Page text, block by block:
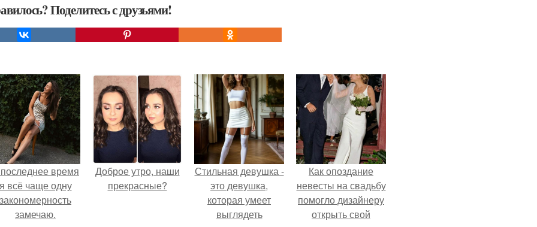
Поделитесь с друзьями!
время
я всё чаще одну
закономерность
замечаю.
Доброе утро, наши
прекрасные?
Стильная девушка -
это девушка,
которая умеет
выглядеть
Как опоздание
невесты на свадьбу
помогло дизайнеру
открыть свой